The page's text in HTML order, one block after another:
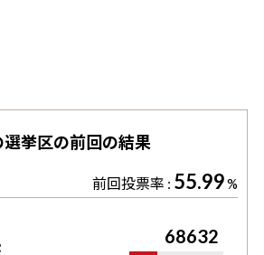
選挙区の前回の結果
前回投票率 : 55.99%
68632